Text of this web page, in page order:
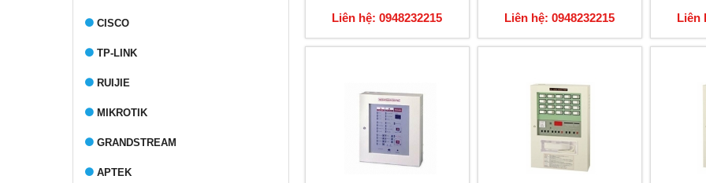
CISCO
TP-LINK
RUIJIE
MIKROTIK
GRANDSTREAM
APTEK
Liên hệ: 0948232215 Liên hệ: 0948232215 Liên